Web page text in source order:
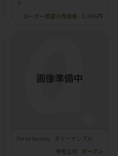
ト
メーカー希望小売価格
1,045円
Per te Sweets ダミーサンプル
参考上代
オープン